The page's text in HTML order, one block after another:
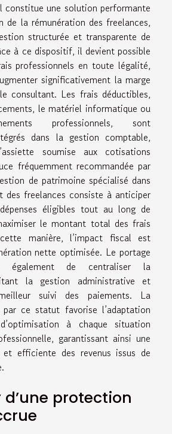
constitue une solution performante
de la rémunération des freelances,
structurée et transparente de
à ce dispositif, il devient possible
professionnels en toute légalité,
significativement la marge
consultant. Les frais déductibles,
le matériel informatique ou
professionnels, sont
dans la gestion comptable,
soumise aux cotisations
fréquemment recommandée par
de patrimoine spécialisé dans
des freelances consiste à anticiper
éligibles tout au long de
le montant total des frais
manière, l’impact fiscal est
nette optimisée. Le portage
également de centraliser la
la gestion administrative et
suivi des paiements. La
ce statut favorise l’adaptation
à chaque situation
garantissant ainsi une
efficiente des revenus issus de
d’une protection